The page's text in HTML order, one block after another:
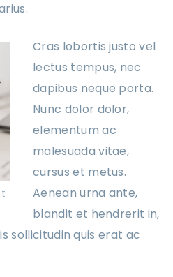
Cras lobortis justo vel
lectus tempus, nec
dapibus neque porta.
Nunc dolor dolor,
elementum ac
malesuada vitae,
cursus et metus.
Aenean urna ante,
blandit et hendrerit in,
sollicitudin quis erat ac